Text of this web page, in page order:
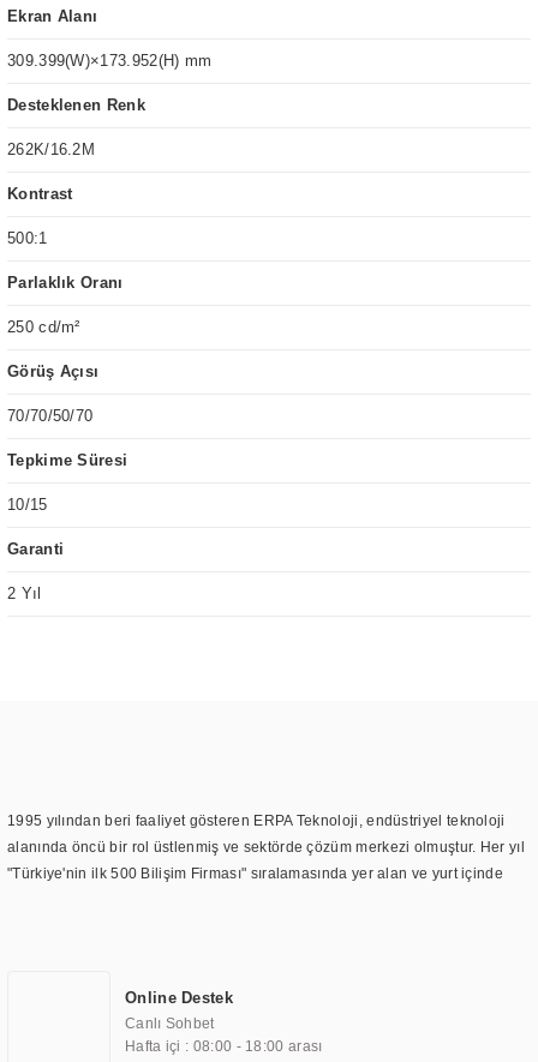
Ekran Alanı
309.399(W)×173.952(H) mm
Desteklenen Renk
262K/16.2M
Kontrast
500:1
Parlaklık Oranı
250 cd/m²
Görüş Açısı
70/70/50/70
Tepkime Süresi
10/15
Garanti
2 Yıl
1995 yılından beri faaliyet gösteren ERPA Teknoloji, endüstriyel teknoloji
alanında öncü bir rol üstlenmiş ve sektörde çözüm merkezi olmuştur. Her yıl
"Türkiye'nin ilk 500 Bilişim Firması" sıralamasında yer alan ve yurt içinde
TOCHI markası altında kendi ürettiği ürünlerde kullanmıştır. Günümüzde
TOCHI; videowall, digital signage, kiosk, totem, akıllı durak ekranı, araç içi
ekran, asansör ekranı, digital menüboard, marin ekran, medikal ekran,
Online Destek
Canlı Sohbet
Hafta içi : 08:00 - 18:00 arası